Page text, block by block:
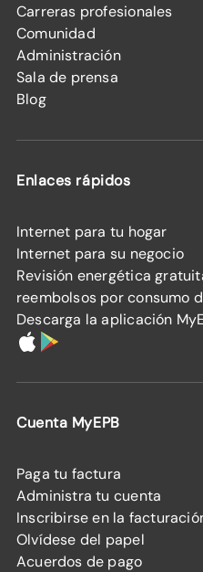
Carreras profesionales
Comunidad
Administración
Sala de prensa
Blog
Enlaces rápidos
Internet para tu hogar
Internet para su negocio
Revisión energética
reembolsos por consumo
Descarga la aplicación
Cuenta MyEPB
Paga tu factura
Administra tu cuenta
Inscribirse en la
Olvídese del papel
Acuerdos de pago